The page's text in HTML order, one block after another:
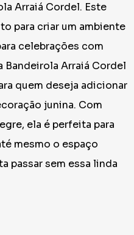
Arraiá Cordel. Este
para criar um ambiente
celebrações com
Bandeirola Arraiá Cordel
quem deseja adicionar
junina. Com
ela é perfeita para
mesmo o espaço
passar sem essa linda